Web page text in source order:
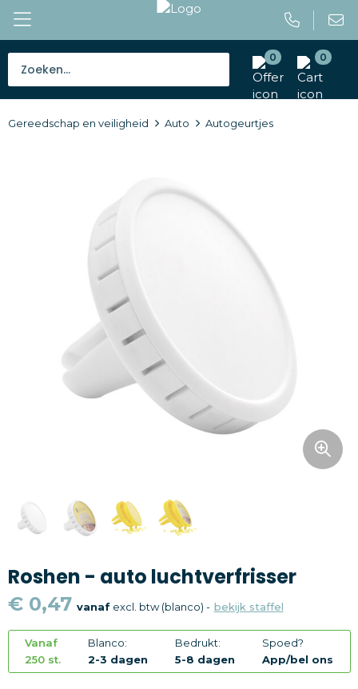
0 0
Tassen
Drinkwaren
Outdoor en vrije tijd
Gereedschap en veiligheid
Snoepgoed
Kantoorartikelen
Gadgets
Textiel
Thema
Merken
Gereedschap en veiligheid Auto Autogeurtjes
Roshen - auto luchtverfrisser
€ 0,47 vanafexcl. btw (blanco) - bekijk staffel
Vanaf
250 st.
Blanco:
2-3 dagen
Bedrukt:
5-8 dagen
Spoed?
App/bel ons